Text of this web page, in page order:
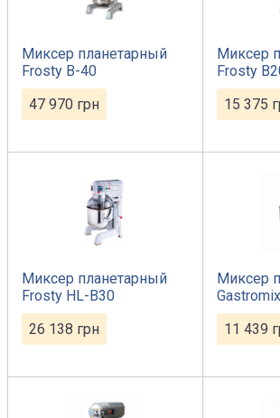
Миксер планетарный
Frosty B-40
47 970 грн
Миксер
Frosty
15 375
Миксер планетарный
Frosty HL-B30
26 138 грн
Миксер
11 439